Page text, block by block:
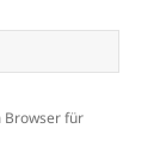
Browser für